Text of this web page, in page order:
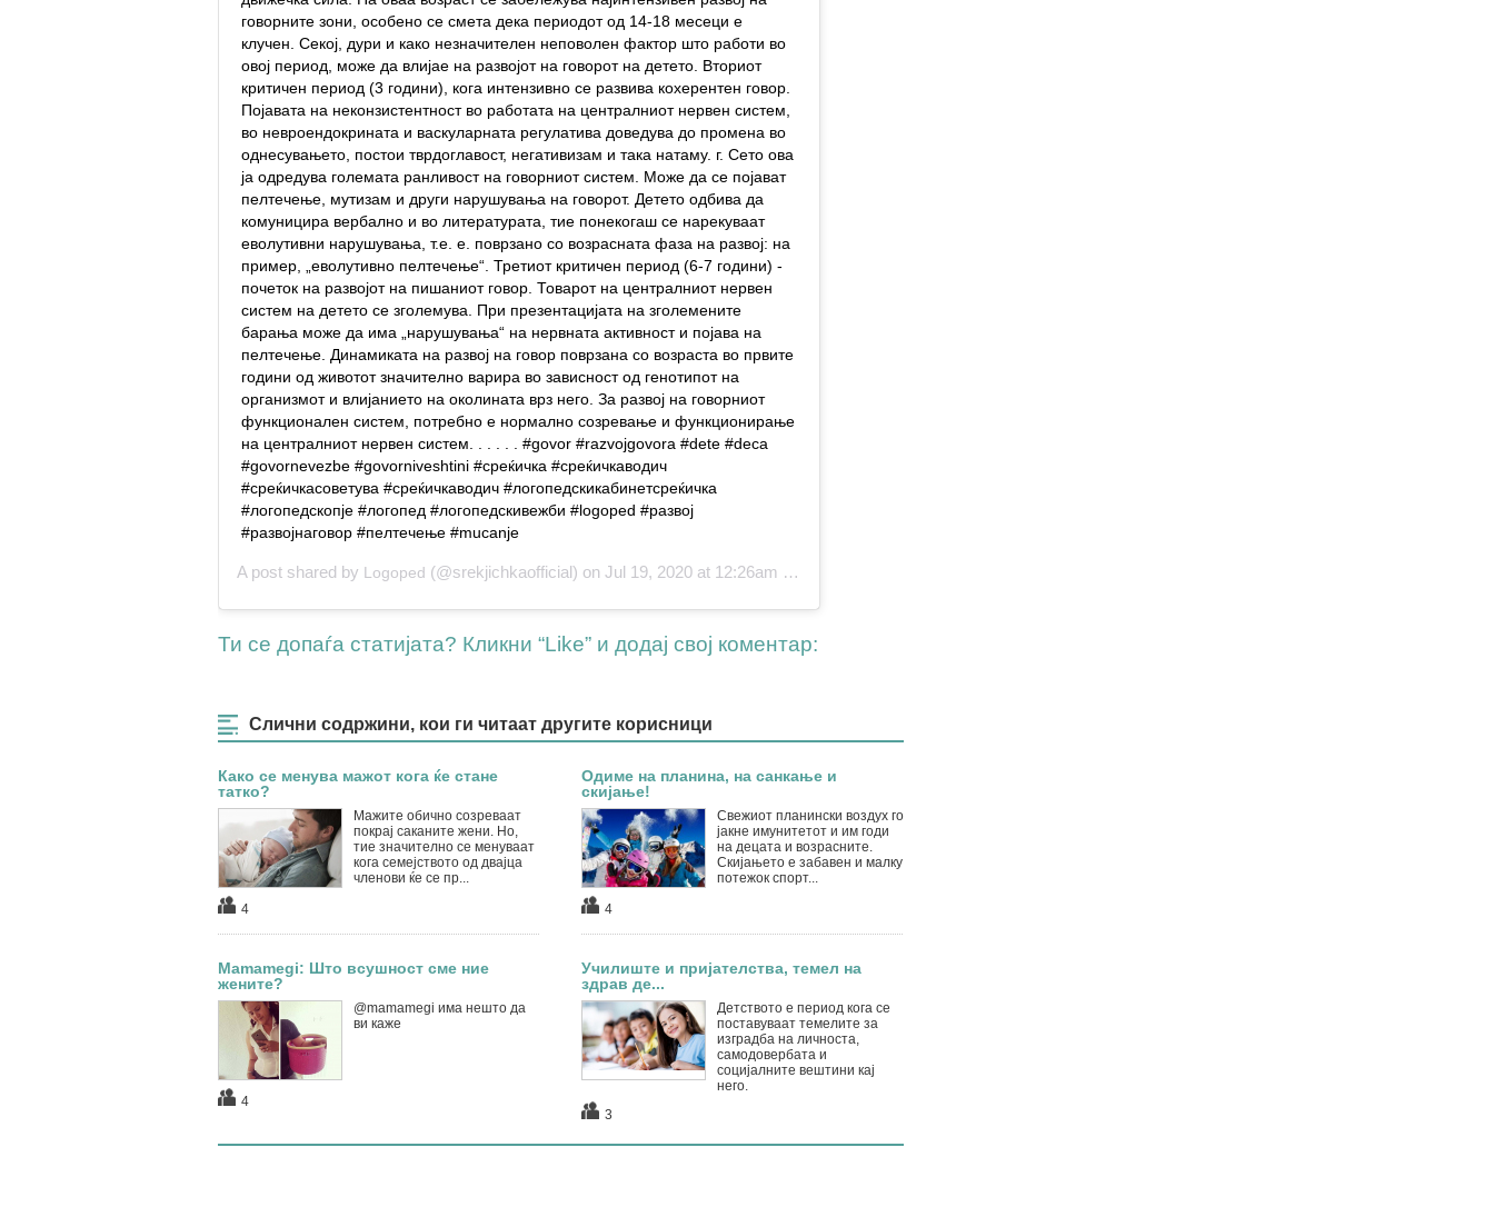
говорните зони, особено се смета дека периодот од 14-18 месеци е
клучен. Секој, дури и како незначителен неповолен фактор што работи во
овој период, може да влијае на развојот на говорот на детето. Вториот
критичен период (3 години), кога интензивно се развива кохерентен говор.
Појавата на неконзистентност во работата на централниот нервен систем,
во невроендокрината и васкуларната регулатива доведува до промена во
однесувањето, постои тврдоглавост, негативизам и така натаму. г. Сето ова
ја одредува големата ранливост на говорниот систем. Може да се појават
пелтечење, мутизам и други нарушувања на говорот. Детето одбива да
комуницира вербално и во литературата, тие понекогаш се нарекуваат
еволутивни нарушувања, т.е. е. поврзано со возрасната фаза на развој: на
пример, „еволутивно пелтечење“. Третиот критичен период (6-7 години) -
почеток на развојот на пишаниот говор. Товарот на централниот нервен
систем на детето се зголемува. При презентацијата на зголемените
барања може да има „нарушувања“ на нервната активност и појава на
пелтечење. Динамиката на развој на говор поврзана со возраста во првите
години од животот значително варира во зависност од генотипот на
организмот и влијанието на околината врз него. За развој на говорниот
функционален систем, потребно е нормално созревање и функционирање
на централниот нервен систем. . . . . . #govor #razvojgovora #dete #deca
#govornevezbe #govorniveshtini #среќичка #среќичкаводич
#среќичкасоветува #среќичкаводич #логопедскикабинетсреќичка
#логопедскопје #логопед #логопедскивежби #logoped #развој
#развојнаговор #пелтечење #mucanje
A post shared by Logoped (@srekjichkaofficial) on Jul 19, 2020 at 12:26am PDT
Ти се допаѓа статијата? Кликни “Like” и додај свој коментар:
Слични содржини, кои ги читаат другите корисници
Како се менува мажот кога ќе стане
татко?
Мажите обично созреваат
покрај саканите жени. Но,
тие значително се менуваат
кога семејството од двајца
членови ќе се пр...
4
Одиме на планина, на санкање и
скијање!
Свежиот планински воздух го
јакне имунитетот и им годи
на децата и возрасните.
Скијањето е забавен и малку
потежок спорт...
4
Mamamegi: Што всушност сме ние
жените?
@mamamegi има нешто да
ви каже
4
Училиште и пријателства, темел на
здрав де...
Детството е период кога се
поставуваат темелите за
изградба на личноста,
самодовербата и
социјалните вештини кај
него.
3